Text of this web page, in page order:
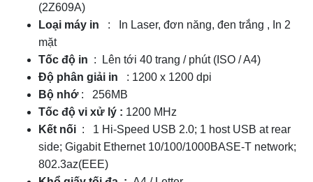
(2Z609A)
Loại máy in : In Laser, đơn năng, đen trắng , In 2
mặt
Tốc độ in : Lên tới 40 trang / phút (ISO / A4)
Độ phân giải in
: 1200 x 1200 dpi
Bộ nhớ: 256MB
Tốc độ vi xử lý : 1200 MHz
Kết nối : 1 Hi-Speed USB 2.0; 1 host USB at rear
side; Gigabit Ethernet 10/100/1000BASE-T network;
802.3az(EEE)